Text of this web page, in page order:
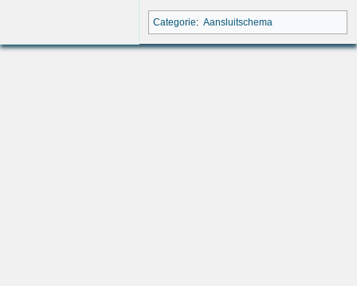
Categorie: Aansluitschema